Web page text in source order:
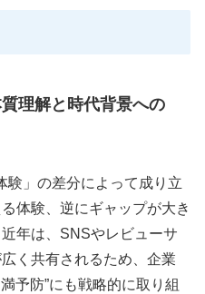
理解と時代背景への
験」の差分によって成り立
体験、逆にギャップが大き
年は、SNSやレビューサ
く共有されるため、企業
予防”にも戦略的に取り組